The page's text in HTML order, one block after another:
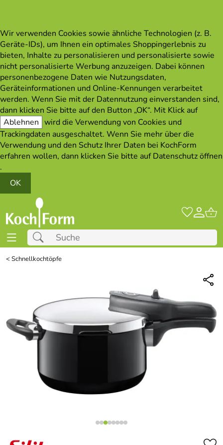
Wir verwenden Cookies sowie ähnliche Technologien (z. B.
Geräte-IDs), um Ihnen ein optimales Shoppingerlebnis zu
bieten, Inhalte zu personalisieren und personalisierte sowie
nicht personalisierte Werbung anzuzeigen. Dabei können
personenbezogene Daten wie Nutzungsdaten,
Geräteinformationen und Online-Kennungen verarbeitet
werden. Wenn Sie mit der Datennutzung einverstanden sind,
dann klicken Sie bitte auf den Button „OK“. Mit Klick auf
Ablehnen wird die Verwendung von Cookies und
Trackingdaten ausgeschaltet. Wenn Sie mehr über die
Verwendung und den Schutz Ihrer Daten bei KochForm
erfahren wollen, dann klicken Sie bitte aufDatenschutz öffnen
.
OK
<Schnellkochtöpfe